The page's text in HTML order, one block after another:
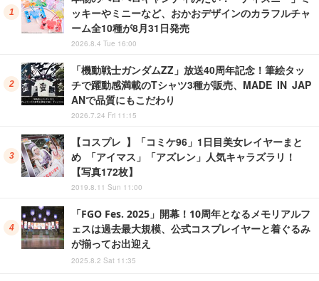
ッキーやミニーなど、おかおデザインのカラフルチャ
ーム全10種が8月31日発売
2026.8.4 Tue 16:00
「機動戦士ガンダムZZ」放送40周年記念！筆絵タッ
チで躍動感満載のTシャツ3種が販売、MADE IN JAP
ANで品質にもこだわり
2026.7.24 Fri 11:15
【コスプレ 】「コミケ96」1日目美女レイヤーまと
め 「アイマス」「アズレン」人気キャラズラリ！
【写真172枚】
2019.8.11 Sun 11:00
「FGO Fes. 2025」開幕！10周年となるメモリアルフ
ェスは過去最大規模、公式コスプレイヤーと着ぐるみ
が揃ってお出迎え
2025.8.2 Sat 11:35